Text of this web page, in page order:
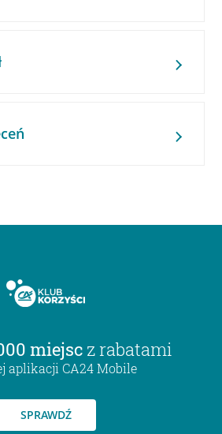
miejsc z rabatami
aplikacji CA24 Mobile
SPRAWDŹ